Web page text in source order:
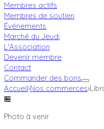
Membres actifs
Membres de soutien
Événements
Marché du Jeudi
L'Association
Devenir membre
Contact
Commander des bons
Accueil›Nos commerces›
🏪
Photo à venir